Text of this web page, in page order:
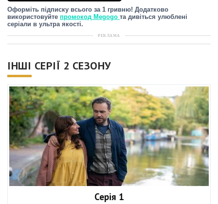
Оформіть підписку всього за 1 гривню! Додатково
використовуйте промокод Megogo та дивіться улюблені
серіали в ультра якості.
РЕКЛАМА
ІНШІ СЕРІЇ 2 СЕЗОНУ
Серія 1